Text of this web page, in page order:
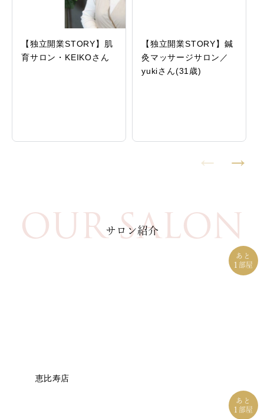
【独立開業STORY】肌
育サロン・KEIKOさん
【独立開業STORY】鍼
灸マッサージサロン／
yukiさん(31歳)
OUR SALON
サロン紹介
あと
1 部屋
恵比寿店
あと
1 部屋